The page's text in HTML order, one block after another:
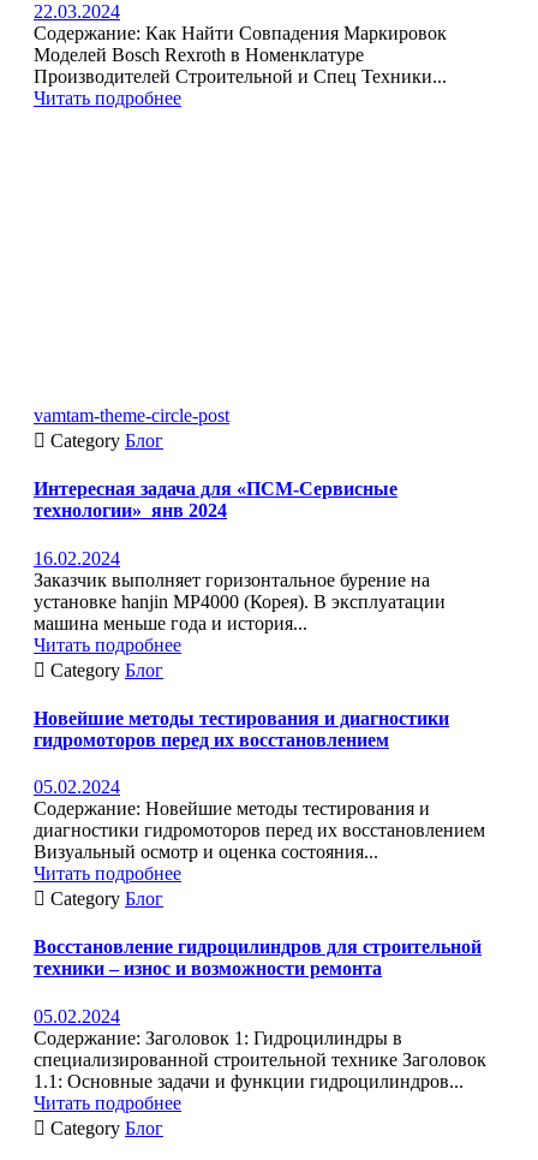
22.03.2024
Содержание: Как Найти Совпадения Маркировок
Моделей Bosch Rexroth в Номенклатуре
Производителей Строительной и Спец Техники...
Читать подробнее
vamtam-theme-circle-post
 Category Блог
Интересная задача для «ПСМ-Сервисные
технологии»_янв 2024
16.02.2024
Заказчик выполняет горизонтальное бурение на
установке hanjin MP4000 (Корея). В эксплуатации
машина меньше года и история...
Читать подробнее
 Category Блог
Новейшие методы тестирования и диагностики
гидромоторов перед их восстановлением
05.02.2024
Содержание: Новейшие методы тестирования и
диагностики гидромоторов перед их восстановлением
Визуальный осмотр и оценка состояния...
Читать подробнее
 Category Блог
Восстановление гидроцилиндров для строительной
техники – износ и возможности ремонта
05.02.2024
Содержание: Заголовок 1: Гидроцилиндры в
специализированной строительной технике Заголовок
1.1: Основные задачи и функции гидроцилиндров...
Читать подробнее
 Category Блог